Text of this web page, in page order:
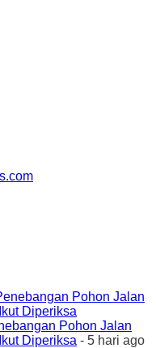
Pohon Jalan
Diperiksa - 5 hari ago